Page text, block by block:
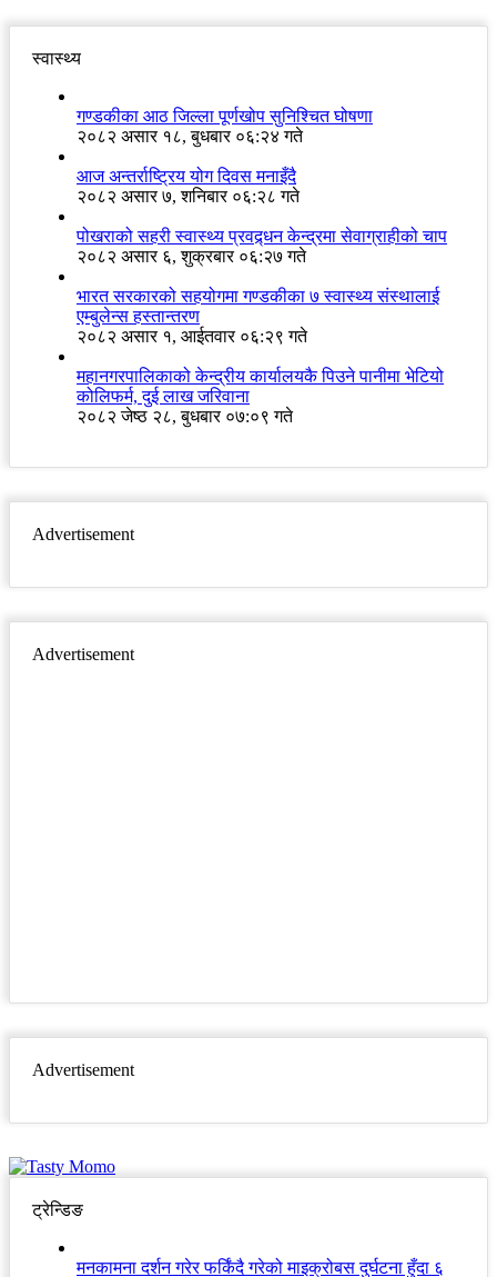
स्वास्थ्य
गण्डकीका आठ जिल्ला पूर्णखोप सुनिश्चित घोषणा
२०८२ असार १८, बुधबार ०६:२४ गते
आज अन्तर्राष्ट्रिय योग दिवस मनाइँदै
२०८२ असार ७, शनिबार ०६:२८ गते
पोखराको सहरी स्वास्थ्य प्रवद्र्धन केन्द्रमा सेवाग्राहीको चाप
२०८२ असार ६, शुक्रबार ०६:२७ गते
भारत सरकारको सहयोगमा गण्डकीका ७ स्वास्थ्य संस्थालाई
एम्बुलेन्स हस्तान्तरण
२०८२ असार १, आईतवार ०६:२९ गते
महानगरपालिकाको केन्द्रीय कार्यालयकै पिउने पानीमा भेटियो
कोलिफर्म, दुई लाख जरिवाना
२०८२ जेष्ठ २८, बुधबार ०७:०९ गते
Advertisement
Advertisement
Advertisement
ट्रेन्डिङ
मनकामना दर्शन गरेर फर्किंदै गरेको माइक्रोबस दुर्घटना हुँदा ६